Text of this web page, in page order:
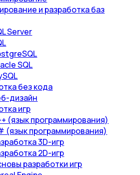
и разработка баз
Server
SQL
без кода
дизайн
игр
(язык программирования)
(язык программирования)
3D-игр
2D-игр
разработки игр